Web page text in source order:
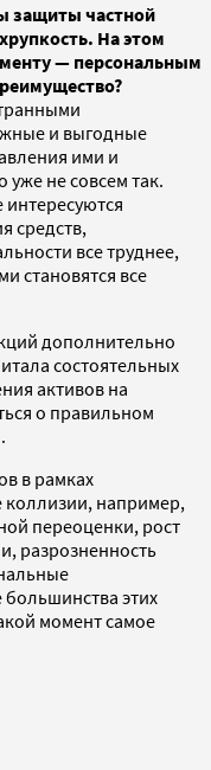
защиты частной
На этом
— персональным
и выгодные
ими и
уже не совсем так.
средств,
все труднее,
становятся все
дополнительно
состоятельных
активов на
о правильном
в рамках
например,
переоценки, рост
разрозненность
этих
момент самое